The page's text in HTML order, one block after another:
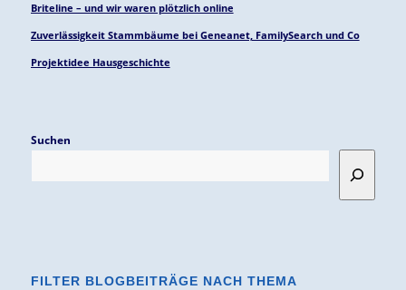
Briteline – und wir waren plötzlich online
Zuverlässigkeit Stammbäume bei Geneanet, FamilySearch und Co
Projektidee Hausgeschichte
Suchen
FILTER BLOGBEITRÄGE NACH THEMA